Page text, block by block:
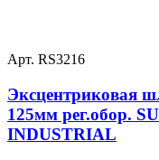
Арт. RS3216
Эксцентриковая
125мм рег.обор.
INDUSTRIAL